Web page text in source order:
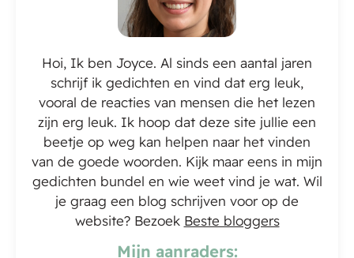
Hoi, Ik ben Joyce. Al sinds een aantal jaren
schrijf ik gedichten en vind dat erg leuk,
vooral de reacties van mensen die het lezen
zijn erg leuk. Ik hoop dat deze site jullie een
beetje op weg kan helpen naar het vinden
van de goede woorden. Kijk maar eens in mijn
gedichten bundel en wie weet vind je wat. Wil
je graag een blog schrijven voor op de
website? Bezoek Beste bloggers
Mijn aanraders: